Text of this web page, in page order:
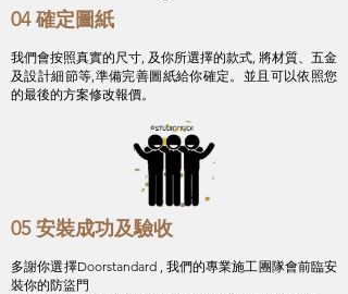
04 確定圖紙
我們會按照真實的尺寸, 及你所選擇的款式, 將材質、五金
及設計細節等,準備完善圖紙給你確定。並且可以依照您
的最後的方案修改報價。
05 安裝成功及驗收
多謝你選擇Doorstandard , 我們的專業施工團隊會前臨安
裝你的防盜門